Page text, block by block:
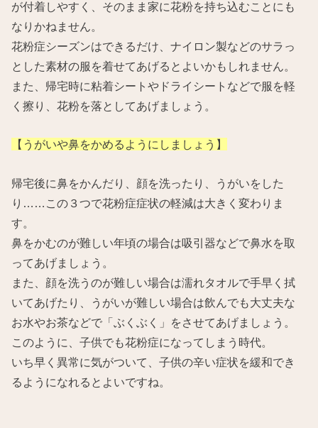
が付着しやすく、そのまま家に花粉を持ち込むことにも
なりかねません。
花粉症シーズンはできるだけ、ナイロン製などのサラっ
とした素材の服を着せてあげるとよいかもしれません。
また、帰宅時に粘着シートやドライシートなどで服を軽
く擦り、花粉を落としてあげましょう。
【うがいや鼻をかめるようにしましょう】
帰宅後に鼻をかんだり、顔を洗ったり、うがいをした
り……この３つで花粉症症状の軽減は大きく変わりま
す。
鼻をかむのが難しい年頃の場合は吸引器などで鼻水を取
ってあげましょう。
また、顔を洗うのが難しい場合は濡れタオルで手早く拭
いてあげたり、うがいが難しい場合は飲んでも大丈夫な
お水やお茶などで「ぶくぶく」をさせてあげましょう。
このように、子供でも花粉症になってしまう時代。
いち早く異常に気がついて、子供の辛い症状を緩和でき
るようになれるとよいですね。